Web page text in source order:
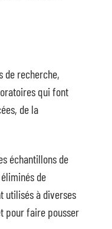
de recherche,
qui font
de la
échantillons de
de
utilisés à diverses
pour faire pousser